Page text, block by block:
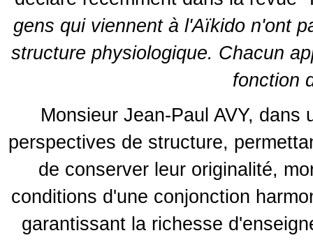
gens qui viennent à l'Aïkido n'ont
structure physiologique. Chacun
fonction
Monsieur Jean-Paul AVY,
perspectives de structure,
de conserver leur originalité,
conditions d'une conjonction
garantissant la richesse